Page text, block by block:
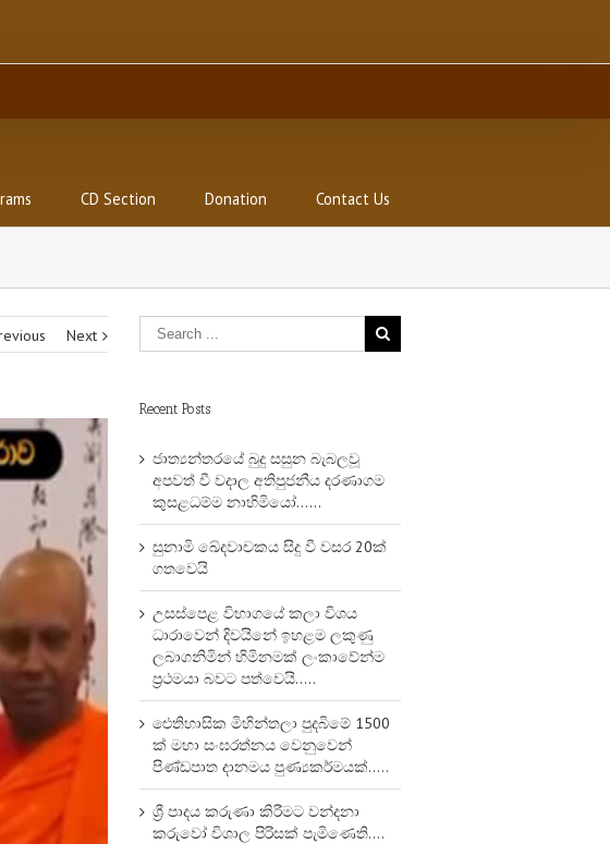
CD Section Donation Contact Us
Next
Recent Posts
ජාත්‍යන්තරයේ බුදු සසුන බැබලවූ
අපවත් වී වදාල අතිපුජනීය දරණාගම
කුසළධම්ම නාහිමියෝ……
සුනාමි ඛේදවාචකය සිදු වී වසර 20ක්
ගතවෙයි
උසස්පෙළ විභාගයේ කලා විශය
ධාරාවෙන් දිවයිනේ ඉහළම ලකුණු
ලබාගනිමින් හිමිනමක් ලංකාවේන්ම
ප්‍රථමයා බවට පත්වෙයි…..
ඓතිහාසික මිහින්තලා පුදබිමේ 1500
ක් මහා සංඝරත්නය වෙනුවෙන්
පිණ්ඩපාත දානමය පුණ්‍යකර්මයක්…..
ශ්‍රී පාදය කරුණා කිරීමට වන්දනා
කරුවෝ විශාල පිරිසක් පැමිණෙති….